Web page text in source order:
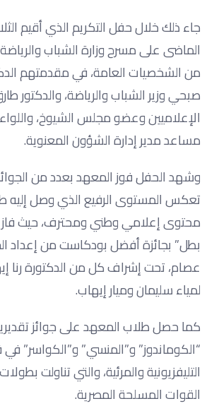
الماضى على مسرح وزارة الشباب
من الشخصيات العامة، في مقدمتهم
صبحي وزير الشباب والرياضة، والدكتور
الإعلاميين وعضو مجلس الشيوخ،
مساعد مدير إدارة الشؤون المعنوية.
وشهد الحفل فوز المعهد بعدد من الجوائز
تعكس المستوى الرفيع الذي وصل إليه
محتوى إعلامي وطني ومحترف، حيث
بطل” بجائزة أفضل بودكاست من إعداد
عصام، تحت إشراف كل من الدكتورة رنا
لمياء سليمان وميار إيهاب.
كما حصل طلاب المعهد على جوائز
“الكوماندوز” و”المنسي” و”الكواسر”
التليفزيونية والمرئية، والتي تناولت
القوات المسلحة المصرية.